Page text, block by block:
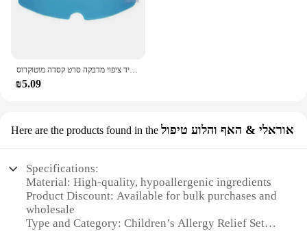
חדש אוניברסלי אופנוע קסדה ברור סרט נגד ערפל וגשם סרט עמיד ננו עמיד ציפוי מדבקה סרט קסדה מוטוקרוס
₪5.09
Here are the products found in the אוראלי & האף והלוע טיפול
Specifications:
Material: High-quality, hypoallergenic ingredients
Product Discount: Available for bulk purchases and
wholesale
Type and Category: Children’s Allergy Relief Set